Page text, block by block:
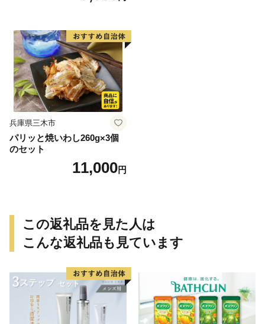
たい 夏 インスタ映え お菓子
贈り物 個包装 送料無料 お見
舞い すぐ 届く
兵庫県三木市
パリッと焼いわし260g×3個
のセット
11,000円
この返礼品を見た人は
こんな返礼品も見ています